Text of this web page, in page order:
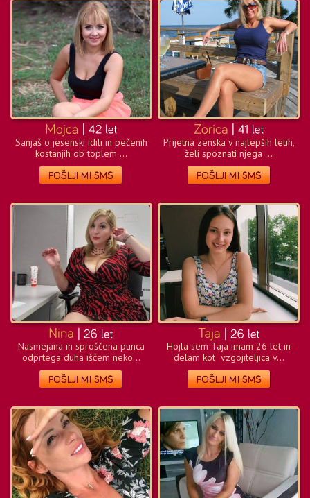
Sanjaš o jesenski idili in pečenih
kostanjih ob toplem ...
Prijetna zenska v najlepših letih,
želi spoznati njega ...
Nasmejana in sproščena punca
odprtega duha iščem neko...
Hojla sem Taja imam 26 let in
delam kot vzgojiteljica v...